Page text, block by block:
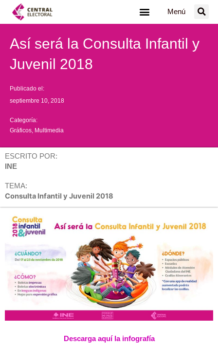
Menú
Así será la Consulta Infantil y
Juvenil 2018
Publicado el:
septiembre 10, 2018
Categoría:
Gráficos Multimedia
ESCRITO POR:
INE
TEMA:
Consulta Infantil y Juvenil 2018
Descarga aquí la infografía